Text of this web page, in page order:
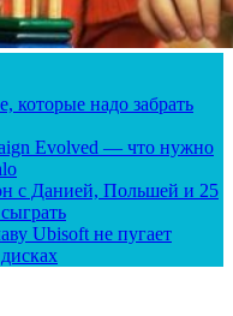
которые надо забрать
Evolved — что нужно
с Данией, Польшей и 25
Ubisoft не пугает